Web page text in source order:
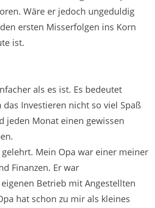
Wäre er jedoch ungeduldig
ersten Misserfolgen ins Korn
ist.
als es ist. Es bedeutet
Investieren nicht so viel Spaß
jeden Monat einen gewissen
Mein Opa war einer meiner
Finanzen. Er war
Betrieb mit Angestellten
hat schon zu mir als kleines